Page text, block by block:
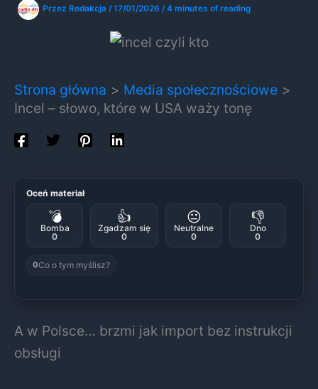
Przez Redakcja /17/01/2026 /4 minutes of reading
Strona główna
Media społecznościowe
Incel – słowo, które w USA waży tonę
Oceń materiał
💣
Bomba
0
👍
Zgadzam się
0
😐
Neutralne
0
👎
Dno
0
0Co o tym myślisz?
A w Polsce… brzmi jak import bez instrukcji
obsługi